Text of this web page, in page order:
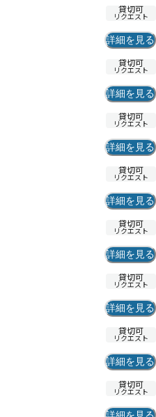
貸切可
リクエスト
詳細を見る
貸切可
リクエスト
詳細を見る
貸切可
リクエスト
詳細を見る
貸切可
リクエスト
詳細を見る
貸切可
リクエスト
詳細を見る
貸切可
リクエスト
詳細を見る
貸切可
リクエスト
詳細を見る
貸切可
リクエスト